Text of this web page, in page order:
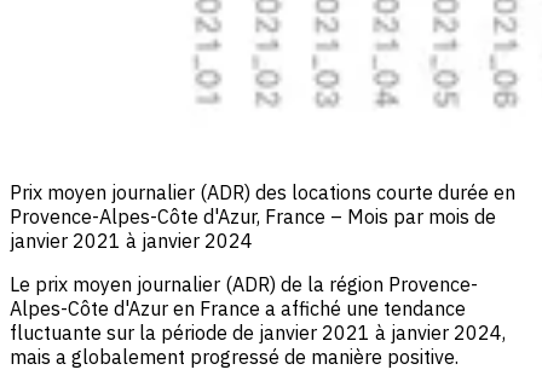
Prix moyen journalier (ADR) des locations courte durée en
Provence-Alpes-Côte d'Azur, France – Mois par mois de
janvier 2021 à janvier 2024
Le prix moyen journalier (ADR) de la région Provence-
Alpes-Côte d'Azur en France a affiché une tendance
fluctuante sur la période de janvier 2021 à janvier 2024,
mais a globalement progressé de manière positive.